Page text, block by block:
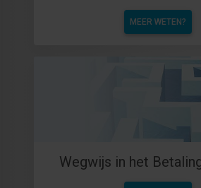
MEER WETEN?
Wegwijs in het